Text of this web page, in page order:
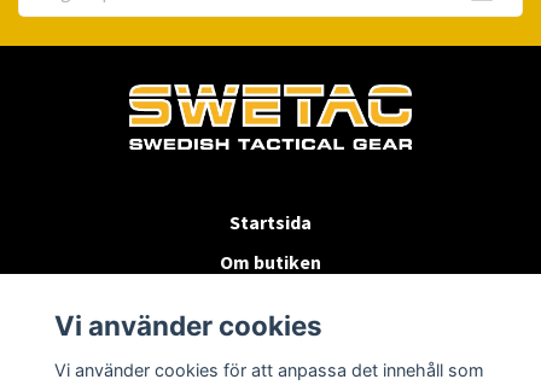
Startsida
Om butiken
Byten & Returer
Vi använder cookies
Vi använder cookies för att anpassa det innehåll som